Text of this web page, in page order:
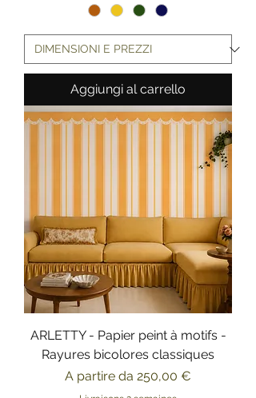
Aggiungi al carrello
ARLETTY - Papier peint à motifs -
Rayures bicolores classiques
A partire da 250,00 €
Prezzo scontato